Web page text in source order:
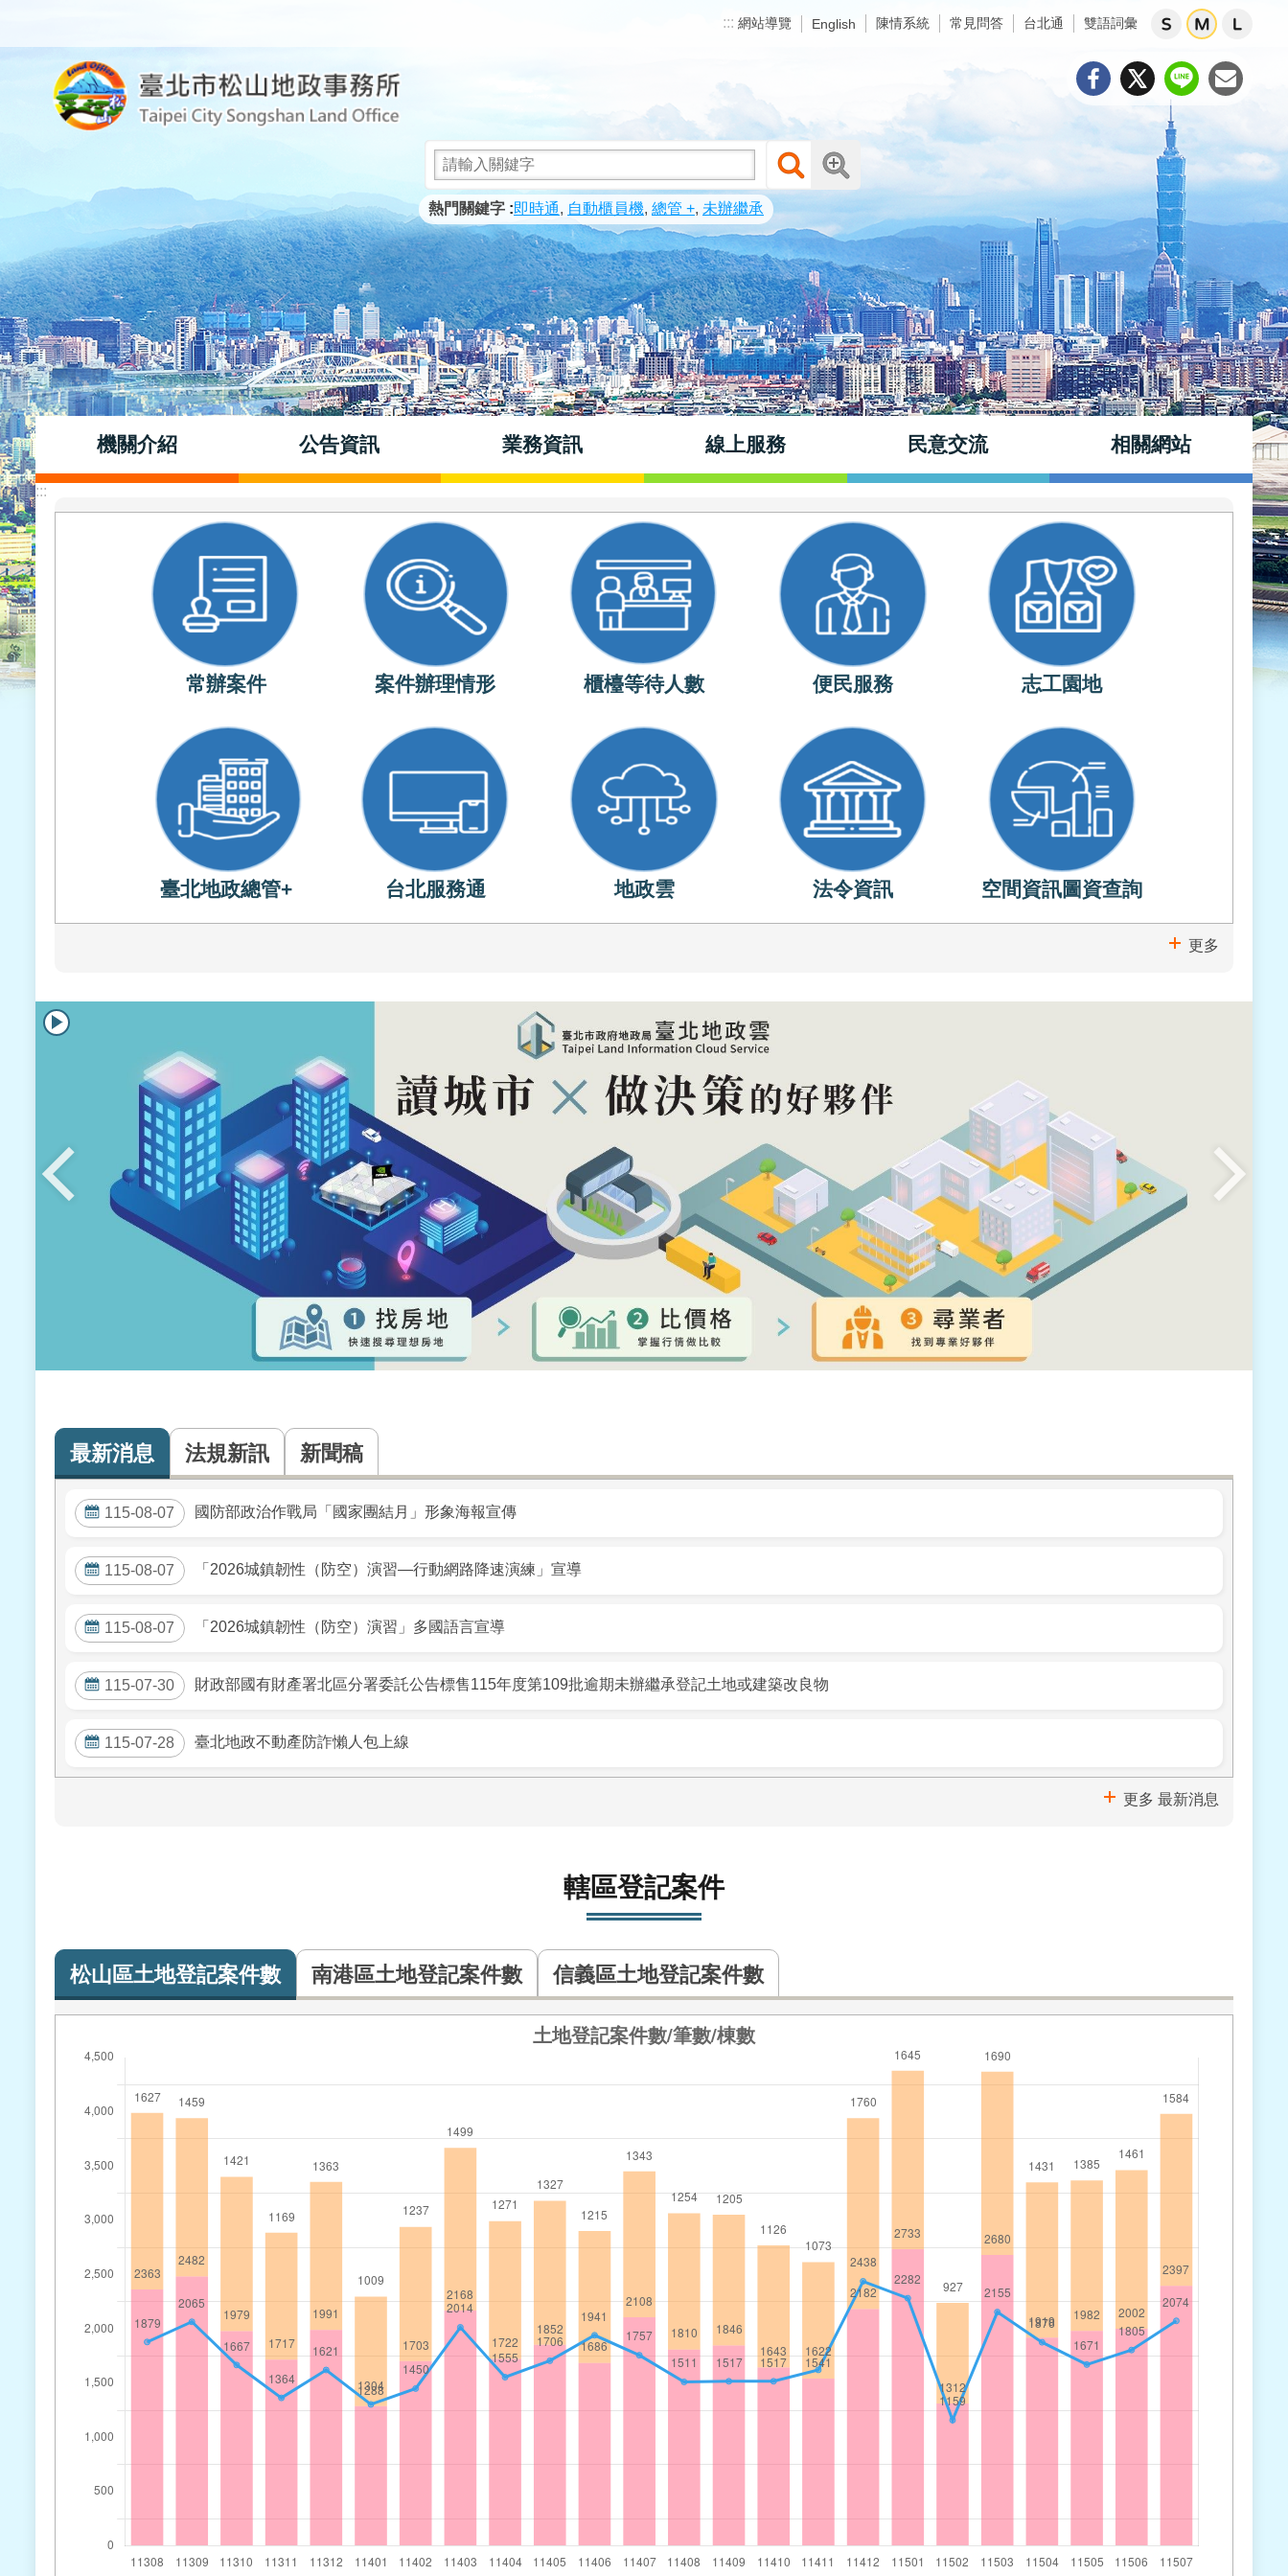
::: 網站導覽 English 陳情系統 常見問答 台北通 雙語詞彙
熱門關鍵字 即時通 自動櫃員機 總管 + 未辦繼承
機關介紹 公告資訊 業務資訊 線上服務 民意交流 相關網站
:::
常辦案件 案件辦理情形 櫃檯等待人數 便民服務 志工園地
臺北地政總管+ 台北服務通 地政雲 法令資訊 空間資訊圖資查詢
更多
最新消息 法規新訊 新聞稿
115-08-07 國防部政治作戰局「國家團結月」形象海報宣傳
115-08-07 「2026城鎮韌性（防空）演習—行動網路降速演練」宣導
115-08-07 「2026城鎮韌性（防空）演習」多國語言宣導
115-07-30 財政部國有財產署北區分署委託公告標售115年度第109批逾期未辦繼承登記土地或建築改良物
115-07-28 臺北地政不動產防詐懶人包上線
更多 最新消息
轄區登記案件
松山區土地登記案件數 南港區土地登記案件數 信義區土地登記案件數